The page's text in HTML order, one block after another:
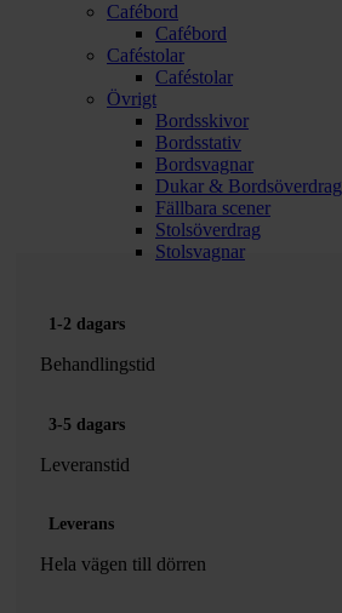
Cafébord
Cafébord
Caféstolar
Caféstolar
Övrigt
Bordsskivor
Bordsstativ
Bordsvagnar
Dukar & Bordsöverdrag
Fällbara scener
Stolsöverdrag
Stolsvagnar
1-2 dagars
Behandlingstid
3-5 dagars
Leveranstid
Leverans
Hela vägen till dörren